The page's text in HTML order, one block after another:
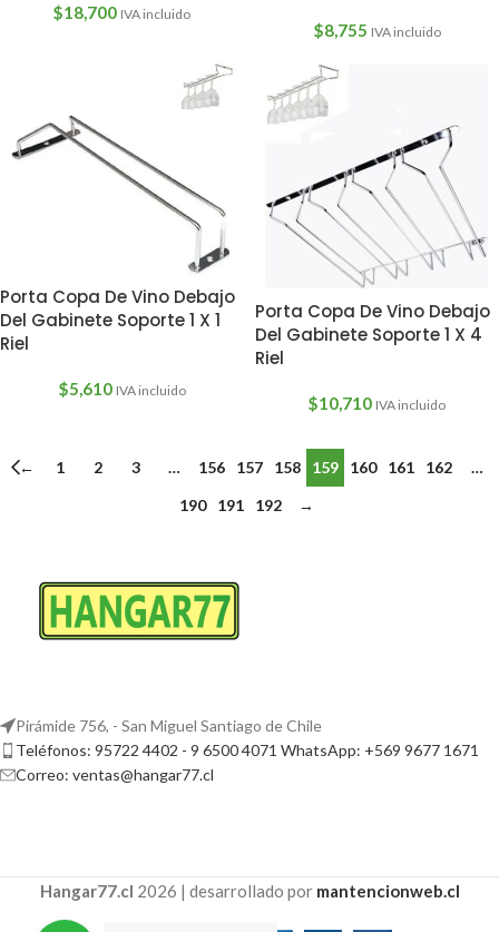
$18,700 IVA incluido
$8,755 IVA incluido
Porta Copa De Vino Debajo
Del Gabinete Soporte 1 X 1
Riel
$5,610 IVA incluido
Porta Copa De Vino Debajo
Del Gabinete Soporte 1 X 4
Riel
$10,710 IVA incluido
← 1 2 3 … 156 157 158 159 160 161 162
…
190
191 192 →
Pirámide 756, - San Miguel Santiago de Chile
Teléfonos: 95722 4402 - 9 6500 4071 WhatsApp: +569 9677 1671
Correo: ventas@hangar77.cl
Hangar77.cl 2026 | desarrollado por mantencionweb.cl